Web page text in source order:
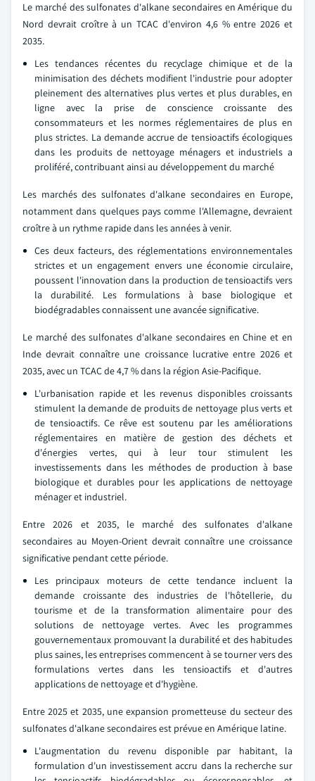
Le marché des sulfonates d'alkane secondaires en Amérique du
Nord devrait croître à un TCAC d'environ 4,6 % entre 2026 et
2035.
Les tendances récentes du recyclage chimique et de la
minimisation des déchets modifient l'industrie pour adopter
pleinement des alternatives plus vertes et plus durables, en
ligne avec la prise de conscience croissante des
consommateurs et les normes réglementaires de plus en
plus strictes. La demande accrue de tensioactifs écologiques
dans les produits de nettoyage ménagers et industriels a
proliféré, contribuant ainsi au développement du marché
Les marchés des sulfonates d'alkane secondaires en Europe,
notamment dans quelques pays comme l'Allemagne, devraient
croître à un rythme rapide dans les années à venir.
Ces deux facteurs, des réglementations environnementales
strictes et un engagement envers une économie circulaire,
poussent l'innovation dans la production de tensioactifs vers
la durabilité. Les formulations à base biologique et
biodégradables connaissent une avancée significative.
Le marché des sulfonates d'alkane secondaires en Chine et en
Inde devrait connaître une croissance lucrative entre 2026 et
2035, avec un TCAC de 4,7 % dans la région Asie-Pacifique.
L'urbanisation rapide et les revenus disponibles croissants
stimulent la demande de produits de nettoyage plus verts et
de tensioactifs. Ce rêve est soutenu par les améliorations
réglementaires en matière de gestion des déchets et
d'énergies vertes, qui à leur tour stimulent les
investissements dans les méthodes de production à base
biologique et durables pour les applications de nettoyage
ménager et industriel.
Entre 2026 et 2035, le marché des sulfonates d'alkane
secondaires au Moyen-Orient devrait connaître une croissance
significative pendant cette période.
Les principaux moteurs de cette tendance incluent la
demande croissante des industries de l'hôtellerie, du
tourisme et de la transformation alimentaire pour des
solutions de nettoyage vertes. Avec les programmes
gouvernementaux promouvant la durabilité et des habitudes
plus saines, les entreprises commencent à se tourner vers des
formulations vertes dans les tensioactifs et d'autres
applications de nettoyage et d'hygiène.
Entre 2025 et 2035, une expansion prometteuse du secteur des
sulfonates d'alkane secondaires est prévue en Amérique latine.
L'augmentation du revenu disponible par habitant, la
formulation d'un investissement accru dans la recherche sur